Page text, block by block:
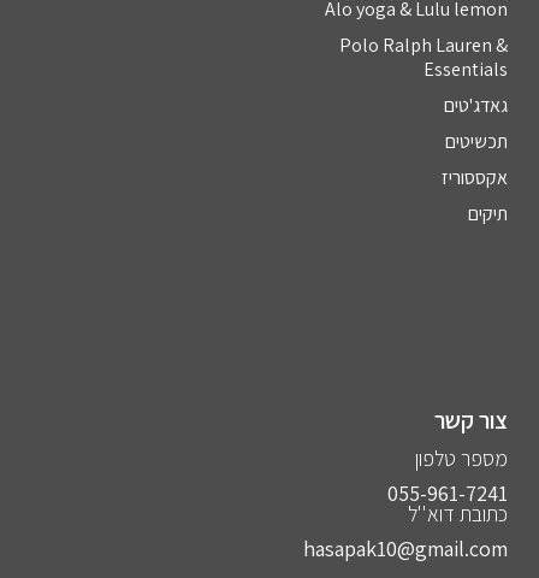
Alo yoga & Lulu lemon
Polo Ralph Lauren &
Essentials
גאדג'טים
תכשיטים
אקססוריז
תיקים
צור קשר
מספר טלפון
055-961-7241⁩
כתובת דוא''ל
hasapak10@gmail.com